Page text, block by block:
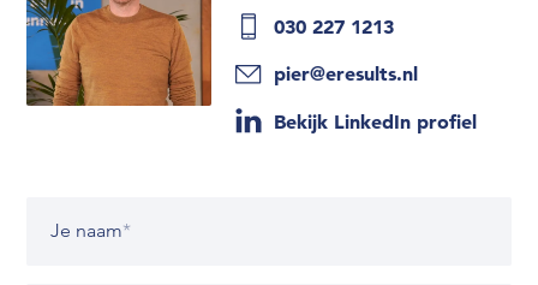
030 227 1213
pier@eresults.nl
Bekijk LinkedIn profiel
Je naam*